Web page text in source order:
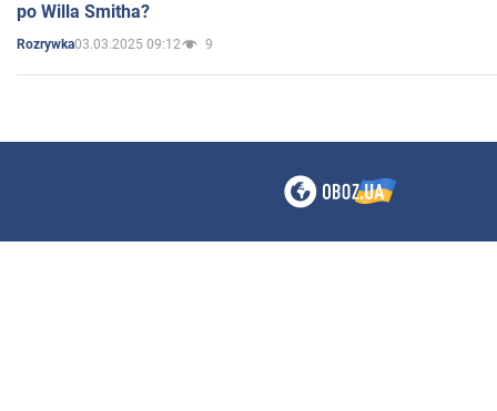
po Willa Smitha?
Rozrywka03.03.2025 09:12 9